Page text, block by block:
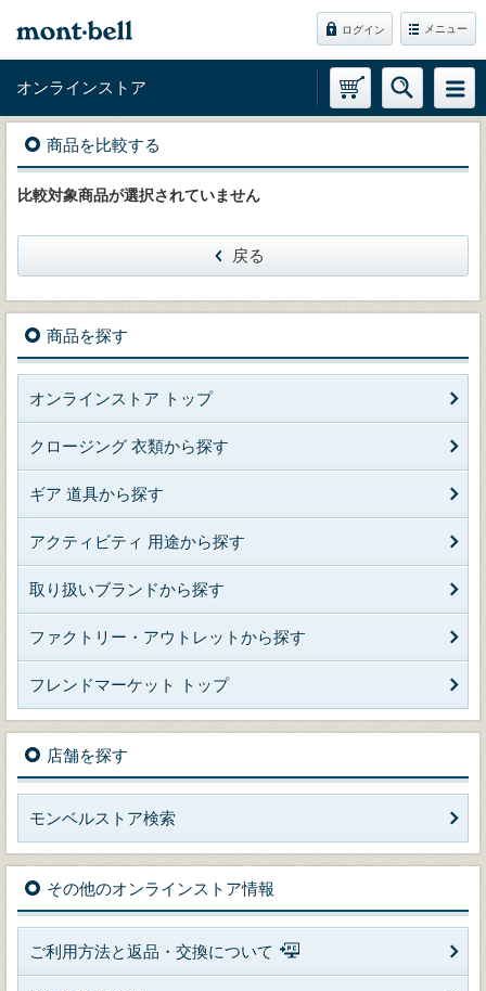
ログイン メニュー
オンラインストア
商品を比較する
比較対象商品が選択されていません
戻る
商品を探す
オンラインストア トップ
クロージング 衣類から探す
ギア 道具から探す
アクティビティ 用途から探す
取り扱いブランドから探す
ファクトリー・アウトレットから探す
フレンドマーケット トップ
店舗を探す
モンベルストア検索
その他のオンラインストア情報
ご利用方法と返品・交換について